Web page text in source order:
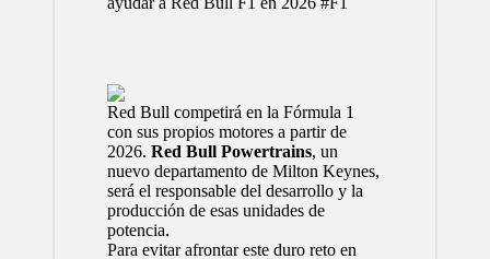
Red Bull competirá en la Fórmula 1
con sus propios motores a partir de
2026. Red Bull Powertrains, un
nuevo departamento de Milton Keynes,
será el responsable del desarrollo y la
producción de esas unidades de
potencia.
Para evitar afrontar este duro reto en